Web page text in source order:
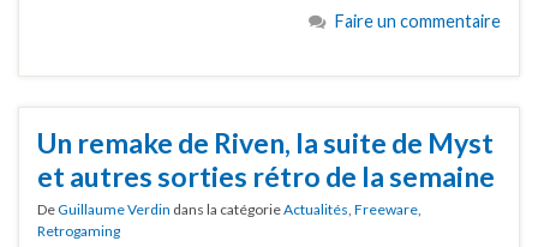
Faire un commentaire
Un remake de Riven, la suite de Myst
et autres sorties rétro de la semaine
DeGuillaume Verdin dans la catégorieActualités Freeware
Retrogaming